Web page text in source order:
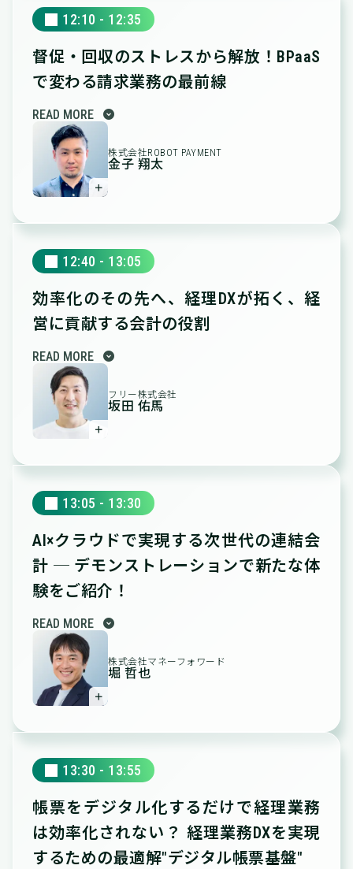
12:10 - 12:35
督促・回収のストレスから解放！ BPaaS
で変わる請求業務の最前線
READ MORE expand_circle_down
＋
株式会社ROBOT PAYMENT
金子 翔太
12:40 - 13:05
効率化のその先へ、 経理DXが拓く、経
営に貢献する会計の役割
READ MORE expand_circle_down
＋
フリー株式会社
坂田 佑馬
13:05 - 13:30
AI×クラウドで実現する次世代の連結会
計 ─ デモンストレーションで新たな体
験をご紹介！
READ MORE expand_circle_down
＋
株式会社マネーフォワード
堀 哲也
13:30 - 13:55
帳票をデジタル化するだけで経理業務
は効率化されない？ 経理業務DXを実現
するための最適解"デジタル帳票基盤"